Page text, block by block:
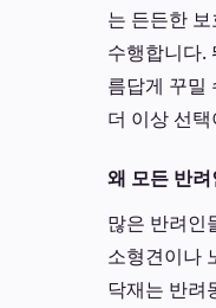
는 든든한
수행합니다.
름답게 꾸밀
더 이상 선
왜 모든 반
많은 반려인
소형견이나
닥재는 반려